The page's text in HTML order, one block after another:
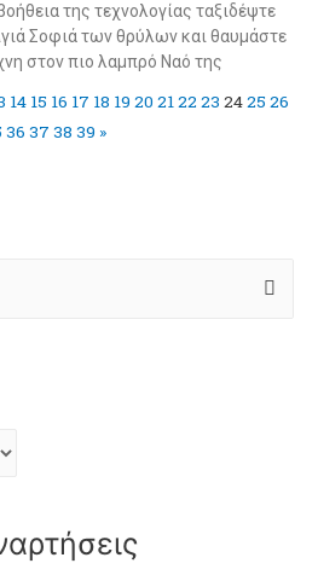
της τεχνολογίας ταξιδέψτε
Σοφιά των θρύλων και θαυμάστε
στον πιο λαμπρό Ναό της
14 15 16 17 18 19 20 2122 23 2425 26
36 37 38 39 »